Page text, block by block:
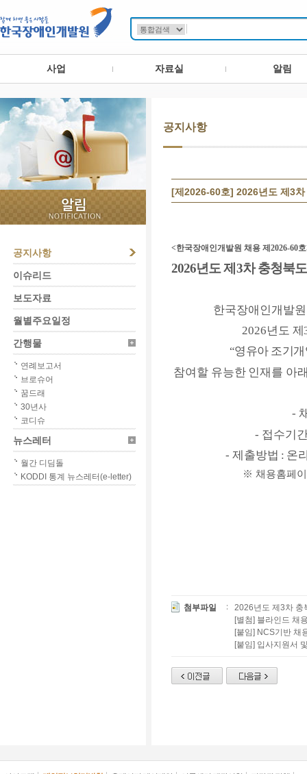
사업 자료실 알림
공지사항
이슈리드
보도자료
월별주요일정
간행물
연례보고서
브로슈어
꿈드래
30년사
코디슈
뉴스레터
월간 디딤돌
KODDI 통계 뉴스레터(e-letter)
공지사항
[제2026-60호] 2026년도 제3차
<한국장애인개발원 채용 제 2026-60호
2026년도 제 3차 충청북
한국장애인개발
2026년도 제
“영유아 조기
참여할 유능한 인재를 아
-
- 접수기
-제출방법 : 온
※ 채용홈페
첨부파일
2026년도 제3차 충
[별첨] 블라인드 채
[붙임] NCS기반 채
[붙임] 입사지원서